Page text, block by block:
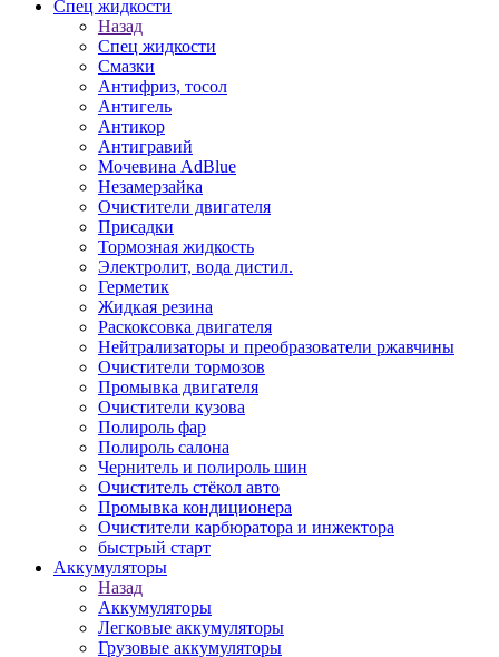
Спец жидкости
Назад
Спец жидкости
Смазки
Антифриз, тосол
Антигель
Антикор
Антигравий
Мочевина AdBlue
Незамерзайка
Очистители двигателя
Присадки
Тормозная жидкость
Электролит, вода дистил.
Герметик
Жидкая резина
Раскоксовка двигателя
Нейтрализаторы и преобразователи ржавчины
Очистители тормозов
Промывка двигателя
Очистители кузова
Полироль фар
Полироль салона
Чернитель и полироль шин
Очиститель стёкол авто
Промывка кондиционера
Очистители карбюратора и инжектора
быстрый старт
Аккумуляторы
Назад
Аккумуляторы
Легковые аккумуляторы
Грузовые аккумуляторы